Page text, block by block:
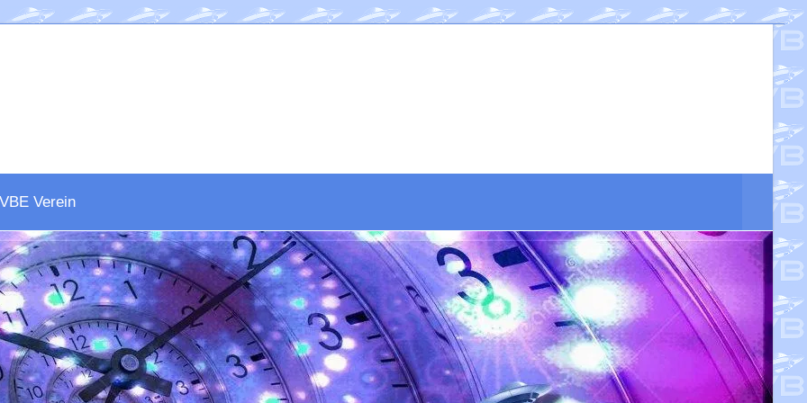
Suche
VBE Verein